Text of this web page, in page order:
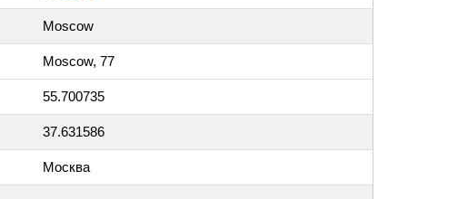
Moscow
Moscow, 77
55.700735
37.631586
Москва